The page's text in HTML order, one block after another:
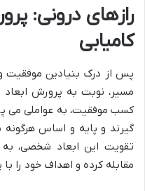
رازهای درونی:
کامیابی
پس از درک بنیادین
مسیر، نوبت به پرورش
کسب موفقیت، به عواملی می
گیرند و پایه و اساس
تقویت این ابعاد شخصی،
مقابله کرده و اهداف خود را